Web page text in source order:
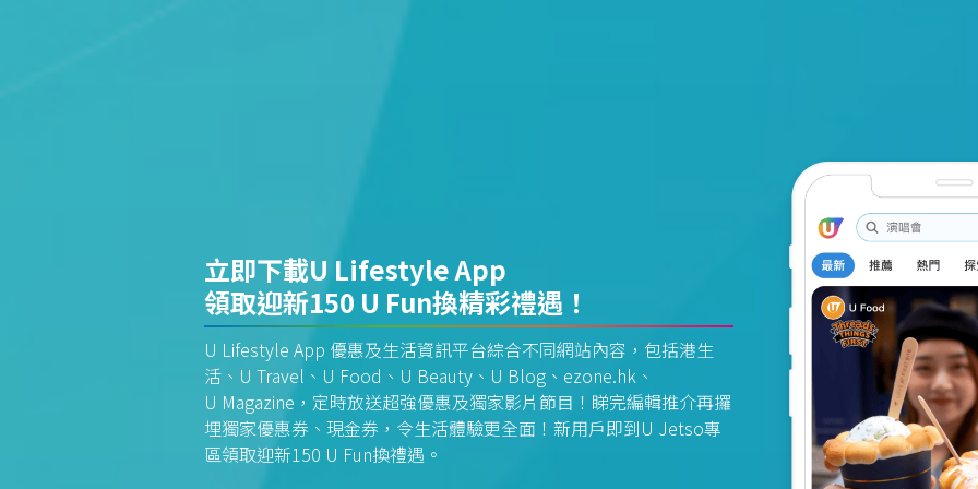
立即下載U Lifestyle App
領取迎新150 U Fun換精彩禮遇！
U Lifestyle App 優惠及生活資訊平台綜合不同網站內容，包括港生
活、U Travel、U Food、U Beauty、U Blog、ezone.hk、
U Magazine，定時放送超強優惠及獨家影片節目！睇完編輯推介再攞
埋獨家優惠券、現金券，令生活體驗更全面！新用戶即到U Jetso專
區領取迎新150 U Fun換禮遇。